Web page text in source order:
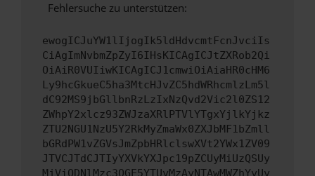
Fehlersuche zu unterstützen:
ewogICJuYW1lIjogIk5ldHdvcmtFcnJvciIs
CiAgImNvbmZpZyI6IHsKICAgICJtZXRob2Qi
OiAiR0VUIiwKICAgICJ1cmwiOiAiaHR0cHM6
Ly9hcGkueC5ha3MtcHJvZC5hdWRhcmlzLm5l
dC92MS9jbGllbnRzLzIxNzQvd2Vic2l0ZS12
ZWhpY2xlcz93ZWJzaXRlPTVlYTgxYjlkYjkz
ZTU2NGU1NzU5Y2RkMyZmaWx0ZXJbMF1bZmll
bGRdPW1vZGVsJmZpbHRlclswXVt2YWx1ZV09
JTVCJTdCJTIyYXVkYXJpc19pZCUyMiUzQSUy
MjViODNlMzc3OGE5YTUyMzAyNTAwMWZhYyUy